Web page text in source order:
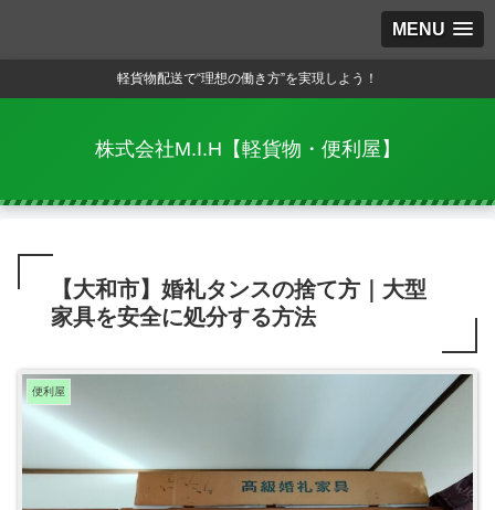
MENU
軽貨物配送で“理想の働き方”を実現しよう！
株式会社M.I.H【軽貨物・便利屋】
【大和市】婚礼タンスの捨て方｜大型
家具を安全に処分する方法
便利屋